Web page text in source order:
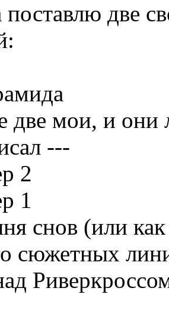
поставлю две
две мои, и они
---
2
1
снов (или как
сюжетных